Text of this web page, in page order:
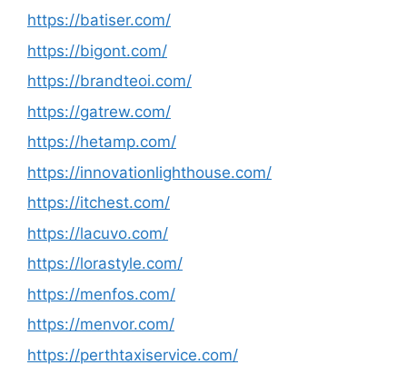
https://batiser.com/
https://bigont.com/
https://brandteoi.com/
https://gatrew.com/
https://hetamp.com/
https://innovationlighthouse.com/
https://itchest.com/
https://lacuvo.com/
https://lorastyle.com/
https://menfos.com/
https://menvor.com/
https://perthtaxiservice.com/